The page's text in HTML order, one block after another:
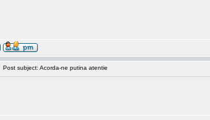
Post subject: Acorda-ne putina atentie